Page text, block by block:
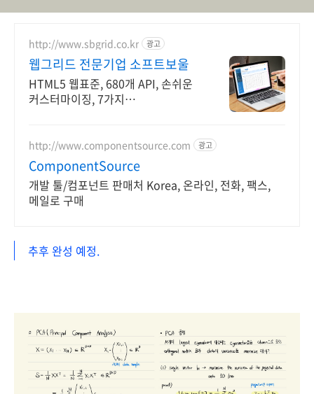
http://www.sbgrid.co.kr 광고
웹그리드 전문기업 소프트보울
HTML5 웹표준, 680개 API, 손쉬운
커스터마이징, 7가지
http://www.componentsource.com 광고
ComponentSource
개발 툴/컴포넌트 판매처 Korea, 온라인, 전화, 팩스,
메일로 구매
추후 완성 예정.